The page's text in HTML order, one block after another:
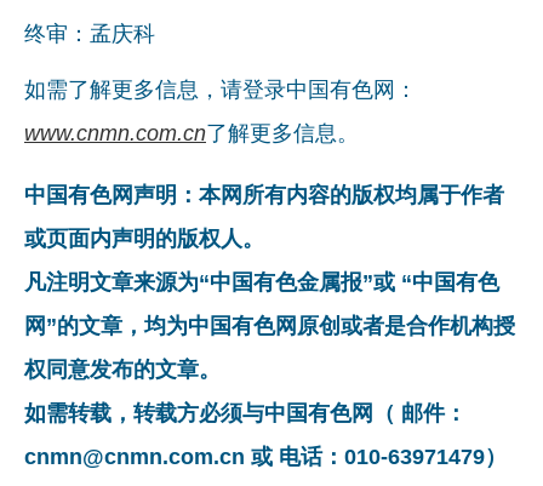
终审：孟庆科
如需了解更多信息，请登录中国有色网：
www.cnmn.com.cn了解更多信息。
中国有色网声明：本网所有内容的版权均属于作者
或页面内声明的版权人。
凡注明文章来源为“中国有色金属报”或 “中国有色
网”的文章，均为中国有色网原创或者是合作机构授
权同意发布的文章。
如需转载，转载方必须与中国有色网（ 邮件：
cnmn@cnmn.com.cn 或 电话：010-63971479）